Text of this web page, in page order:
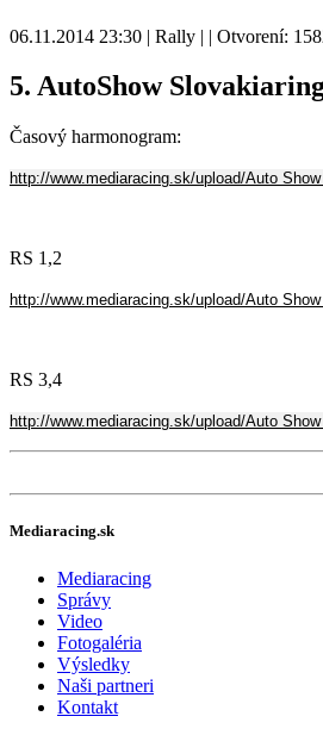
06.11.2014 23:30 | Rally | | Otvorení:
5. AutoShow
Časový harmonogram:
http://www.mediaracing.sk/upload/Auto
RS 1,2
http://www.mediaracing.sk/upload/Auto
RS 3,4
http://www.mediaracing.sk/upload/Auto
Mediaracing.sk
Mediaracing
Správy
Video
Fotogaléria
Výsledky
Naši partneri
Kontakt